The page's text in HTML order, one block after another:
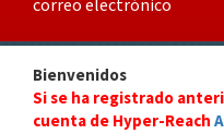
correo electrónico
Bienvenidos
Si se ha registrado
cuenta de Hyper-Reach